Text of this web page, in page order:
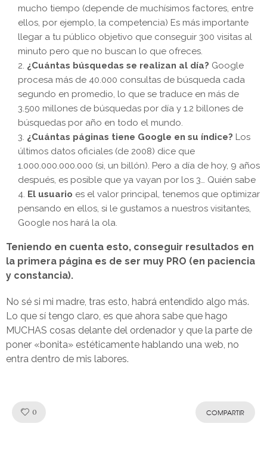
mucho tiempo (depende de muchísimos factores, entre
ellos, por ejemplo, la competencia) Es más importante
llegar a tu público objetivo que conseguir 300 visitas al
minuto pero que no buscan lo que ofreces.
¿Cuántas búsquedas se realizan al día? Google
procesa más de 40.000 consultas de búsqueda cada
segundo en promedio, lo que se traduce en más de
3.500 millones de búsquedas por día y 1.2 billones de
búsquedas por año en todo el mundo.
¿Cuántas páginas tiene Google en su índice? Los
últimos datos oficiales (de 2008) dice que
1.000.000.000.000 (si, un billón). Pero a día de hoy, 9 años
después, es posible que ya vayan por los 3… Quién sabe
El usuario es el valor principal, tenemos que optimizar
pensando en ellos, si le gustamos a nuestros visitantes,
Google nos hará la ola.
Teniendo en cuenta esto, conseguir resultados en
la primera página es de ser muy PRO (en paciencia
y constancia).
No sé si mi madre, tras esto, habrá entendido algo más.
Lo que sí tengo claro, es que ahora sabe que hago
MUCHAS cosas delante del ordenador y que la parte de
poner «bonita» estéticamente hablando una web, no
entra dentro de mis labores.
0 COMPARTIR